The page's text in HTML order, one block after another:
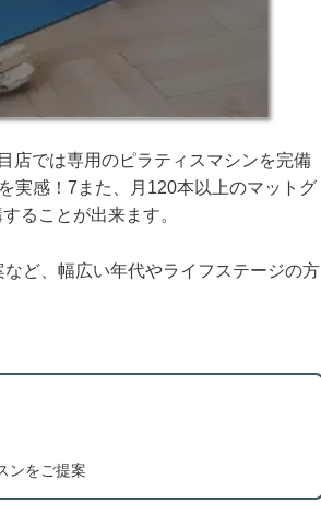
店では専用のピラティスマシンを完備
実感！7また、月120本以上のマットグ
ることが出来ます。
ど、幅広い年代やライフステージの方
ンをご提案